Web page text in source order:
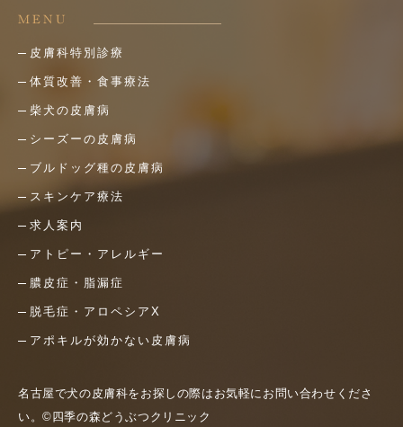
MENU
皮膚科特別診療
体質改善・食事療法
柴犬の皮膚病
シーズーの皮膚病
ブルドッグ種の皮膚病
スキンケア療法
求人案内
アトピー・アレルギー
膿皮症・脂漏症
脱毛症・アロペシアX
アポキルが効かない皮膚病
名古屋で犬の皮膚科をお探しの際はお気軽にお問い合わせくださ
い。©四季の森どうぶつクリニック